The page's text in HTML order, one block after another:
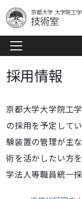
採用情報
京都大学大学院工
の採用を予定して
験装置の管理が主
術を活かしたい方
学法人等職員統一